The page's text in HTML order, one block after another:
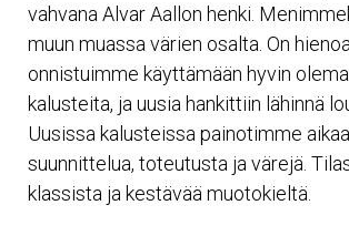
vahvana Alvar Aallon henki.
muun muassa värien osalta. On
onnistuimme käyttämään hyvin
kalusteita, ja uusia hankittiin lähinnä
Uusissa kalusteissa painotimme
suunnittelua, toteutusta ja värejä.
klassista ja kestävää muotokieltä.